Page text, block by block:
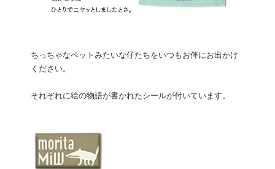
ちっちゃなペットみたいな仔たちをいつもお伴にお出かけ
ください。
それぞれに絵の物語が書かれたシールが付いています。